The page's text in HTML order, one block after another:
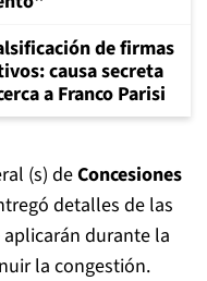
de firmas
causa secreta
a Franco Parisi
(s) deConcesiones
detalles de las
durante la
la congestión.